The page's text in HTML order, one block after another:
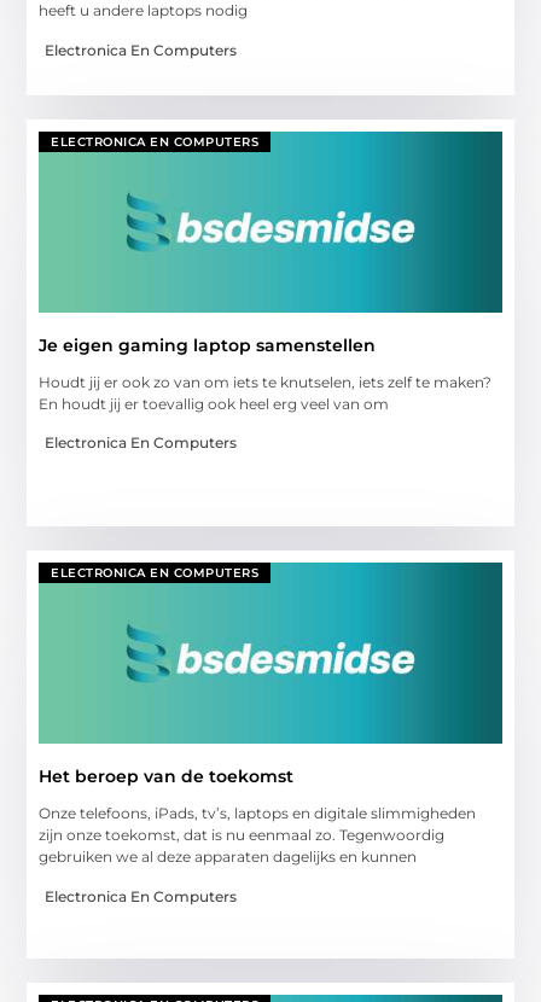
heeft u andere laptops nodig
Electronica En Computers
ELECTRONICA EN COMPUTERS
Je eigen gaming laptop samenstellen
Houdt jij er ook zo van om iets te knutselen, iets zelf te maken?
En houdt jij er toevallig ook heel erg veel van om
Electronica En Computers
ELECTRONICA EN COMPUTERS
Het beroep van de toekomst
Onze telefoons, iPads, tv’s, laptops en digitale slimmigheden
zijn onze toekomst, dat is nu eenmaal zo. Tegenwoordig
gebruiken we al deze apparaten dagelijks en kunnen
Electronica En Computers